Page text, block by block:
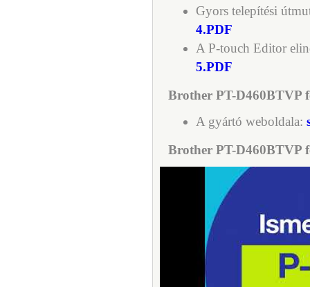
Gyors telepítési
4.PDF
A P-touch Editor
5.PDF
Brother PT-D460BTVP
A gyártó weboldala:
Brother PT-D460BTVP